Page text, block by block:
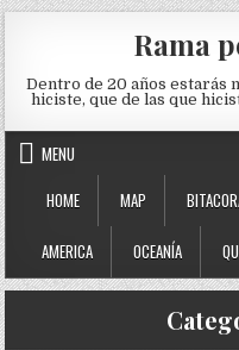
Skip to content
Rama
Dentro de 20 años estarás
hiciste, que de las que
MENU
HOME
MAP
AMERICA OCEANÍA